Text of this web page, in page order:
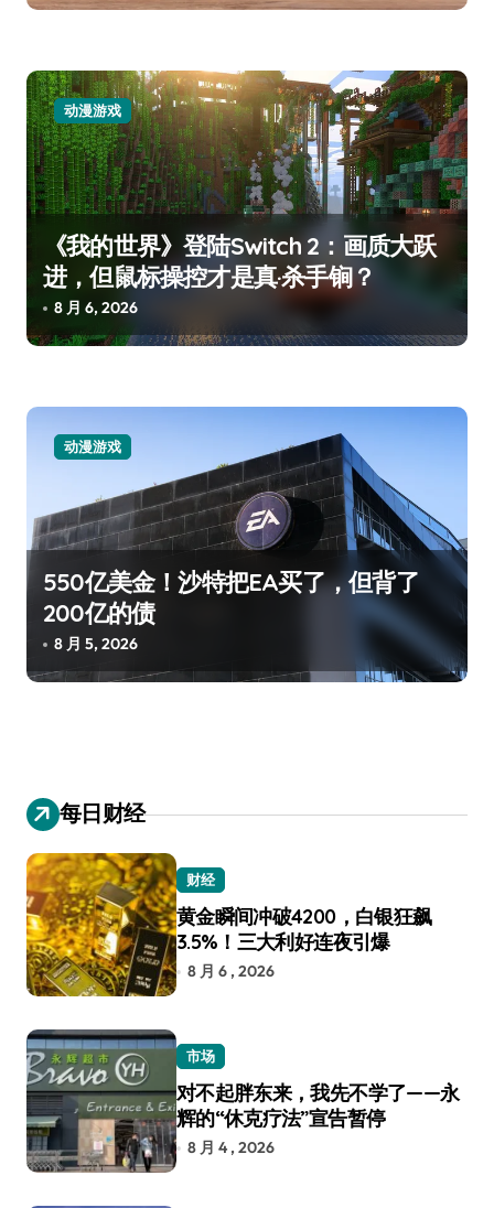
动漫游戏
《我的世界》登陆Switch 2：画质大跃
进，但鼠标操控才是真·杀手锏？
8 月 6, 2026
动漫游戏
550亿美金！沙特把EA买了，但背了
200亿的债
8 月 5, 2026
每日财经
财经
黄金瞬间冲破4200，白银狂飙
3.5%！三大利好连夜引爆
8 月 6 , 2026
市场
对不起胖东来，我先不学了——永
辉的“休克疗法”宣告暂停
8 月 4 , 2026